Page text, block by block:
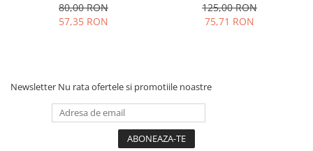
80,00 RON
57,35 RON
125,00 RON
75,71 RON
Newsletter Nu rata ofertele si promotiile noastre